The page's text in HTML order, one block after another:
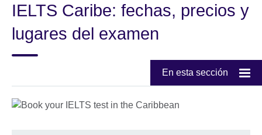
language
IELTS Caribe: fechas, precios y
lugares del examen
En esta sección